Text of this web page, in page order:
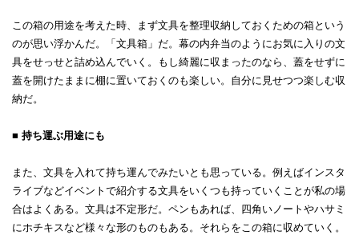
この箱の用途を考えた時、まず文具を整理収納しておくための箱という
のが思い浮かんだ。「文具箱」だ。幕の内弁当のようにお気に入りの文
具をせっせと詰め込んでいく。もし綺麗に収まったのなら、蓋をせずに
蓋を開けたままに棚に置いておくのも楽しい。自分に見せつつ楽しむ収
納だ。
■ 持ち運ぶ用途にも
また、文具を入れて持ち運んでみたいとも思っている。例えばインスタ
ライブなどイベントで紹介する文具をいくつも持っていくことが私の場
合はよくある。文具は不定形だ。ペンもあれば、四角いノートやハサミ
にホチキスなど様々な形のものもある。それらをこの箱に収めていく。